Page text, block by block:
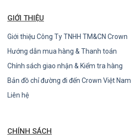
GIỚI THIỆU
Giới thiệu Công Ty TNHH TM&CN Crown
Hướng dẫn mua hàng & Thanh toán
Chính sách giao nhận & Kiểm tra hàng
Bản đồ chỉ đường đi đến Crown Việt Nam
Liên hệ
CHÍNH SÁCH